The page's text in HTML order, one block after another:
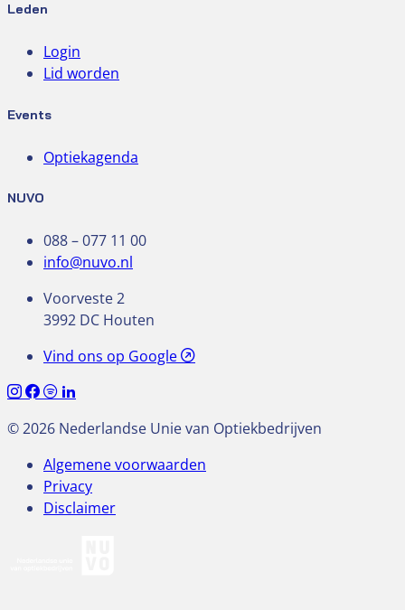
Leden
Login
Lid worden
Events
Optiekagenda
NUVO
088 – 077 11 00
info@nuvo.nl
Voorveste 2
3992 DC Houten
Vind ons op Google
© 2026 Nederlandse Unie van Optiekbedrijven
Algemene voorwaarden
Privacy
Disclaimer